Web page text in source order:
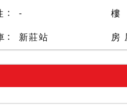
-
新莊站
樓
房